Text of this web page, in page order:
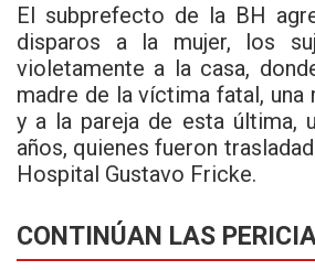
El subprefecto de la BH
disparos a la mujer, los
violetamente a la casa,
madre de la víctima fatal, una
y a la pareja de esta última,
años, quienes fueron
Hospital Gustavo Fricke.
CONTINÚAN LAS